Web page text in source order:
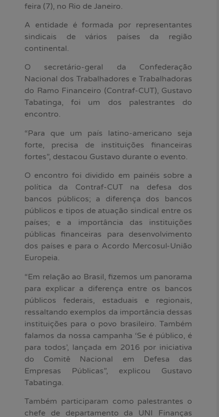
feira (7), no Rio de Janeiro.
A entidade é formada por representantes
sindicais de vários países da região
continental.
O secretário-geral da Confederação
Nacional dos Trabalhadores e Trabalhadoras
do Ramo Financeiro (Contraf-CUT), Gustavo
Tabatinga, foi um dos palestrantes do
encontro.
“Para que um país latino-americano seja
forte, precisa de instituições financeiras
fortes”, destacou Gustavo durante o evento.
O encontro foi dividido em painéis sobre a
política da Contraf-CUT na defesa dos
bancos públicos; a diferença dos bancos
públicos e tipos de atuação sindical entre os
países; e a importância das instituições
públicas financeiras para desenvolvimento
dos países e para o Acordo Mercosul-União
Europeia.
“Em relação ao Brasil, fizemos um panorama
para explicar a diferença entre os bancos
públicos federais, estaduais e regionais,
ressaltando exemplos da importância dessas
instituições para o povo brasileiro. Também
falamos da nossa campanha ‘Se é público, é
para todos’, lançada em 2016 por iniciativa
do Comitê Nacional em Defesa das
Empresas Públicas”, explicou Gustavo
Tabatinga.
Também participaram como palestrantes o
chefe de departamento da UNI Finanças